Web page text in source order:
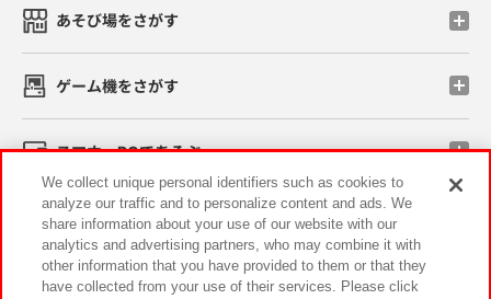
あそび場をさがす
ゲーム機をさがす
スマホ・PCであそぶ
イベント・キャンペーン
We collect unique personal identifiers such as cookies to
analyze our traffic and to personalize content and ads. We
share information about your use of our website with our
analytics and advertising partners, who may combine it with
other information that you have provided to them or that they
have collected from your use of their services. Please click